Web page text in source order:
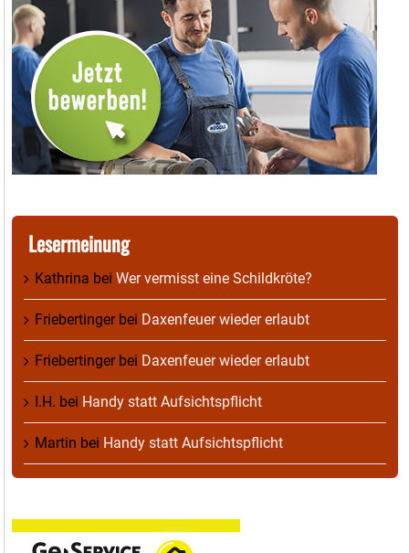
Lesermeinung
Kathrina bei Wer vermisst eine Schildkröte?
Friebertingerbei Daxenfeuer wieder erlaubt
Friebertingerbei Daxenfeuer wieder erlaubt
I.H. bei Handy statt Aufsichtspflicht
Martin bei Handy statt Aufsichtspflicht